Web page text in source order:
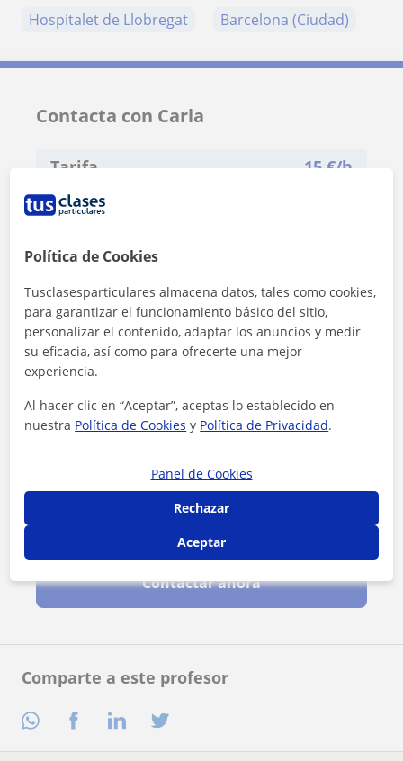
Comparte a este profesor
Hospitalet de Llobregat Barcelona (Ciudad)
Contacta con Carla
Tarifa 15 €/h
Contactar ahora
Política de Cookies
Tusclasesparticulares almacena datos, tales como cookies,
para garantizar el funcionamiento básico del sitio,
personalizar el contenido, adaptar los anuncios y medir
su eficacia, así como para ofrecerte una mejor
experiencia.
Al hacer clic en “Aceptar”, aceptas lo establecido en
nuestra Política de Cookies y Política de Privacidad.
Panel de Cookies
Rechazar
Aceptar